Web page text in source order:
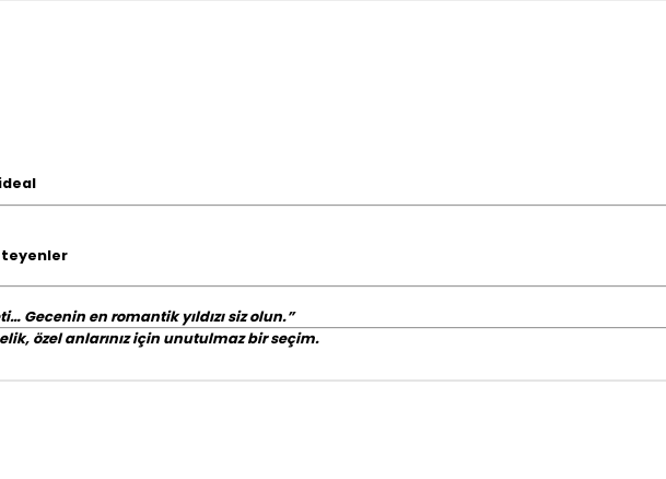
Gecenin en romantik yıldızı siz olun.”
özel anlarınız için unutulmaz bir seçim.